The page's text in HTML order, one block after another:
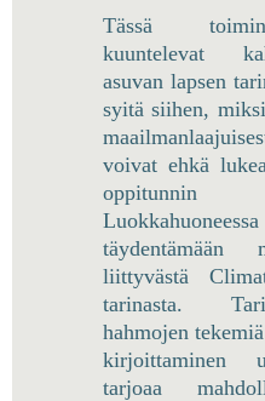
Tässä
kuuntelevat
asuvan lapsen
syitä siihen,
voivat ehkä
oppitunnin
täydentämään
liittyvästä
tarinasta.
hahmojen
kirjoittaminen
tarjoaa